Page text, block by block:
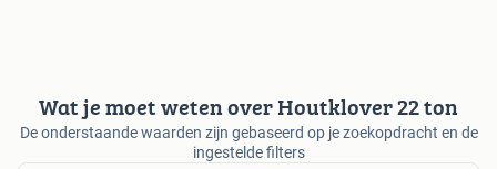
Wat je moet weten over Houtklover 22 ton
De onderstaande waarden zijn gebaseerd op je zoekopdracht en de
ingestelde filters